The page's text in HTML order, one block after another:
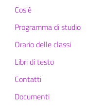
Cos'è
Programma di studio
Orario delle classi
Libri di testo
Contatti
Documenti